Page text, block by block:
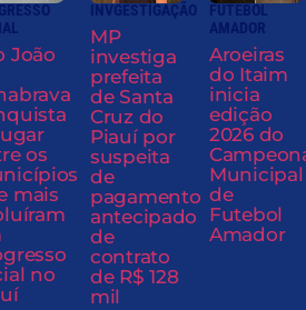
João
os
mais
no
INVGESTIGAÇÃO
MP
investiga
prefeita
de Santa
Cruz do
Piauí por
suspeita
de
pagamento
antecipado
de
contrato
de R$ 128
mil
FUTEBOL
AMADOR
Aroeiras
do Itaim
inicia
edição
2026 do
Municipal
de
Futebol
Amador